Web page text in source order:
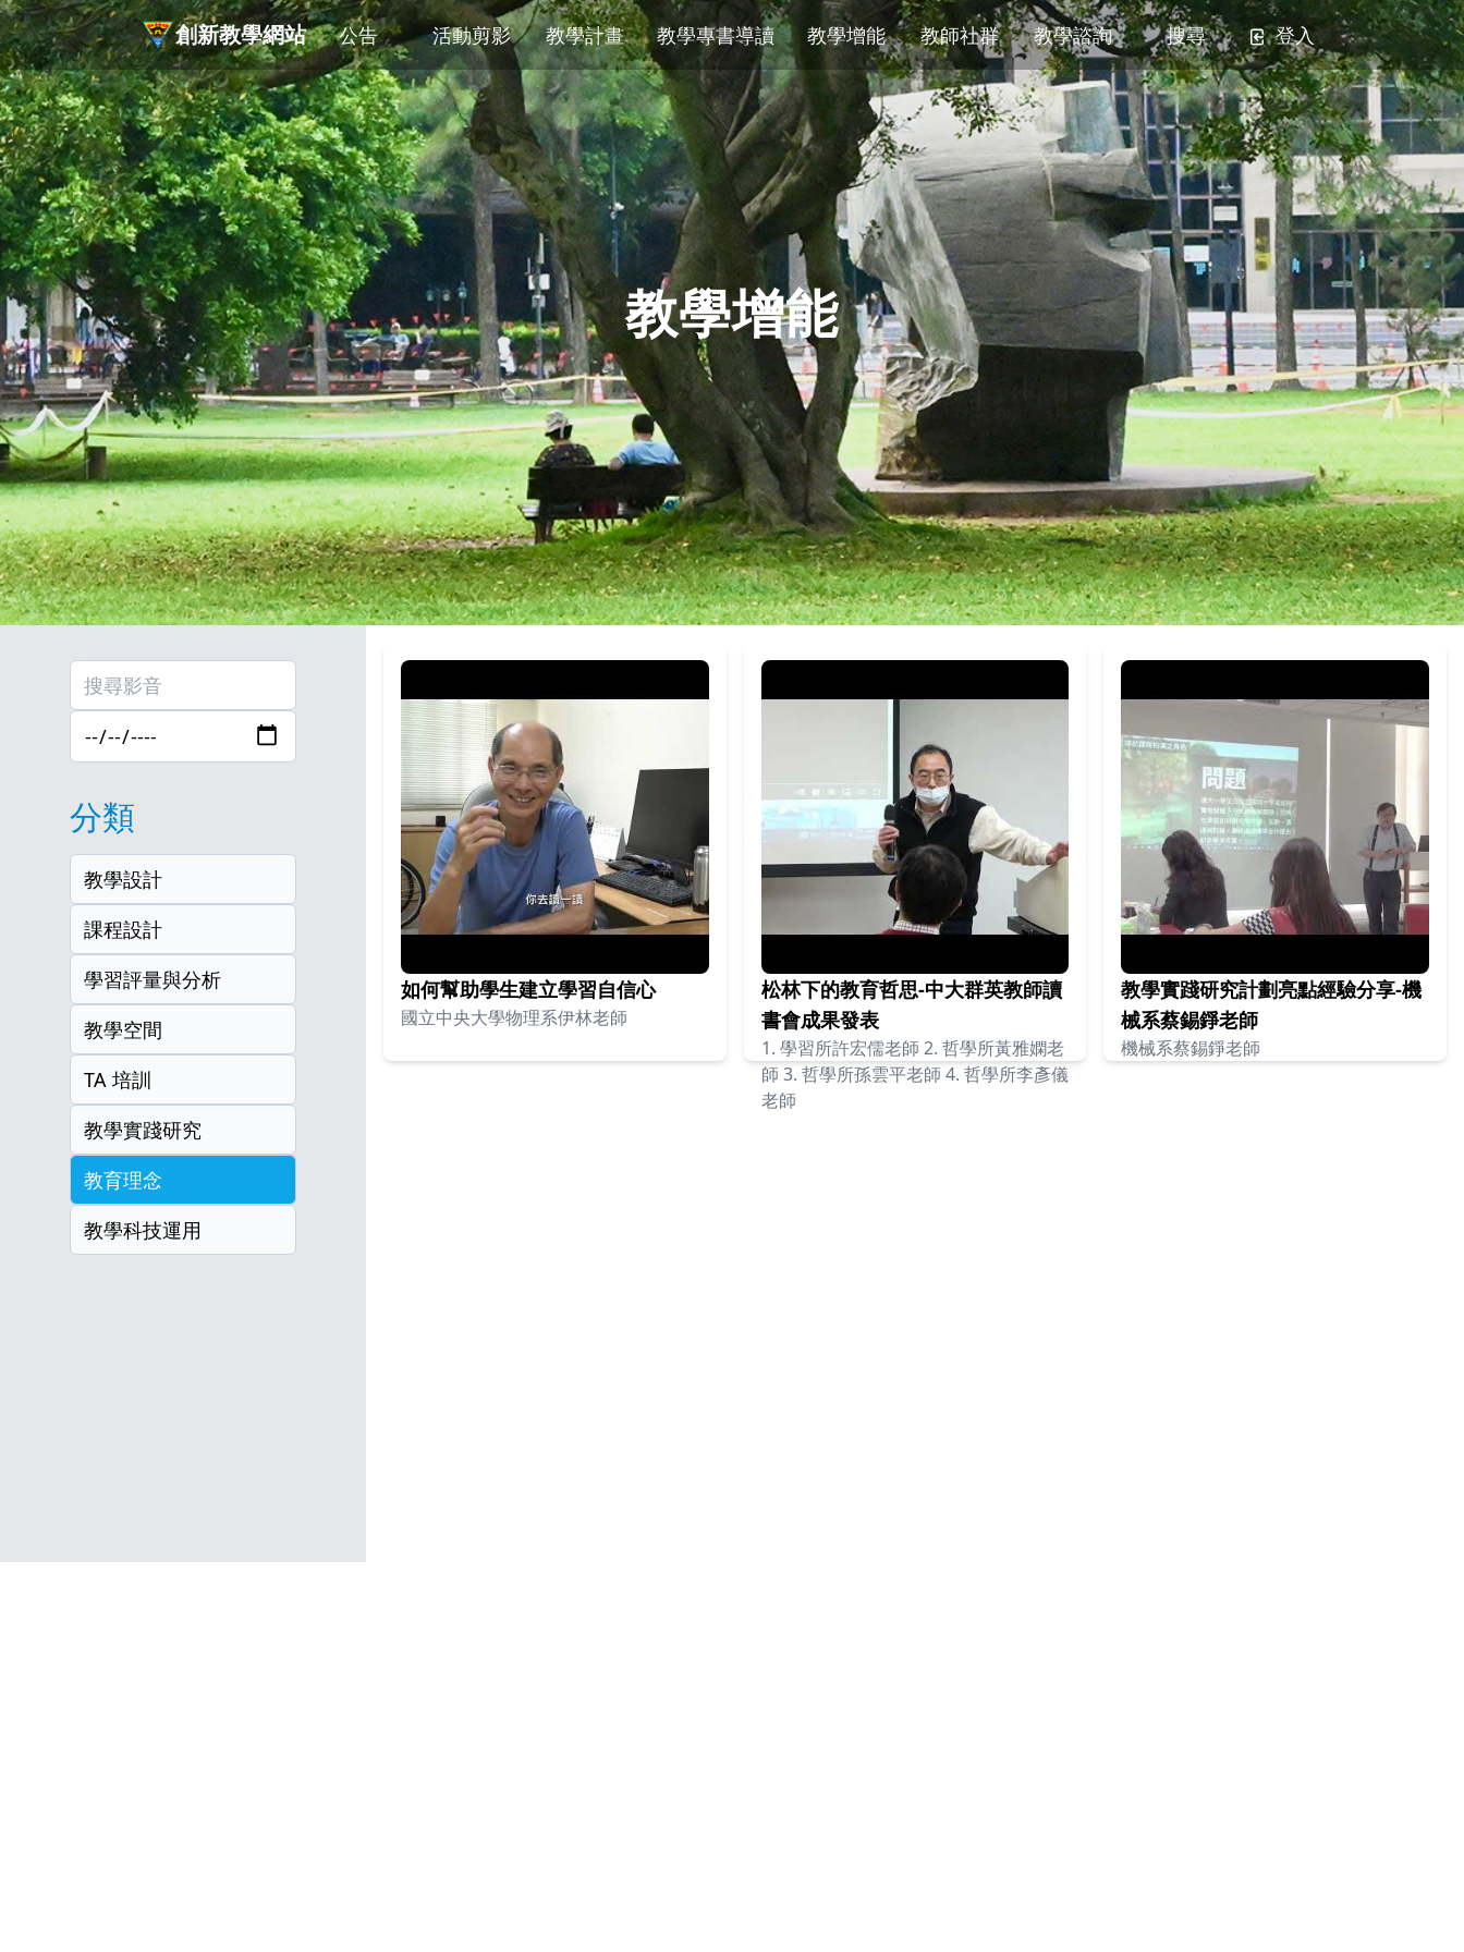
創新教學網站 公告 活動剪影 教學計畫 教學專書導讀 教學增能 教師社群 教學諮詢 搜尋 登入
教學增能
分類
教學設計
課程設計
學習評量與分析
教學空間
TA 培訓
教學實踐研究
教育理念
教學科技運用
如何幫助學生建立學習自信心
國立中央大學物理系伊林老師
松林下的教育哲思-中大群英教師讀
書會成果發表
1. 學習所許宏儒老師 2. 哲學所黃雅嫻老
師 3. 哲學所孫雲平老師 4. 哲學所李彥儀
老師
教學實踐研究計劃亮點經驗分享-機
械系蔡錫錚老師
機械系蔡錫錚老師